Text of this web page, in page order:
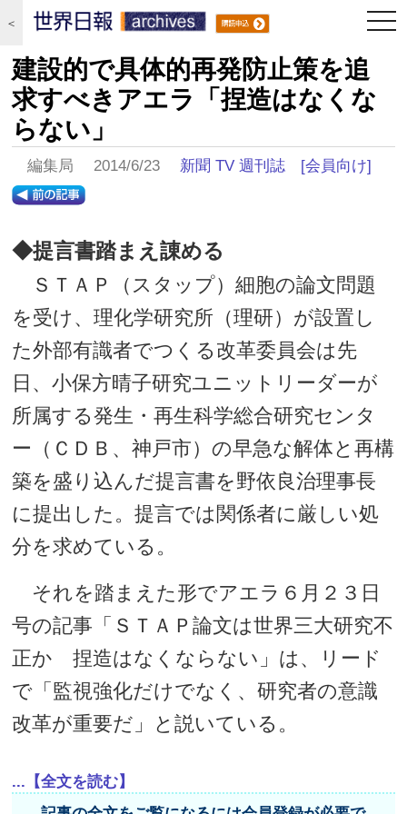
＜
建設的で具体的再発防止策を追
求すべきアエラ「捏造はなくな
らない」
編集局 2014/6/23 新聞 TV 週刊誌 [会員向け]
◆提言書踏まえ諌める
ＳＴＡＰ（スタップ）細胞の論文問題
を受け、理化学研究所（理研）が設置し
た外部有識者でつくる改革委員会は先
日、小保方晴子研究ユニットリーダーが
所属する発生・再生科学総合研究センタ
ー（ＣＤＢ、神戸市）の早急な解体と再構
築を盛り込んだ提言書を野依良治理事長
に提出した。提言では関係者に厳しい処
分を求めている。
それを踏まえた形でアエラ６月２３日
号の記事「ＳＴＡＰ論文は世界三大研究不
正か 捏造はなくならない」は、リード
で「監視強化だけでなく、研究者の意識
改革が重要だ」と説いている。
...【全文を読む】